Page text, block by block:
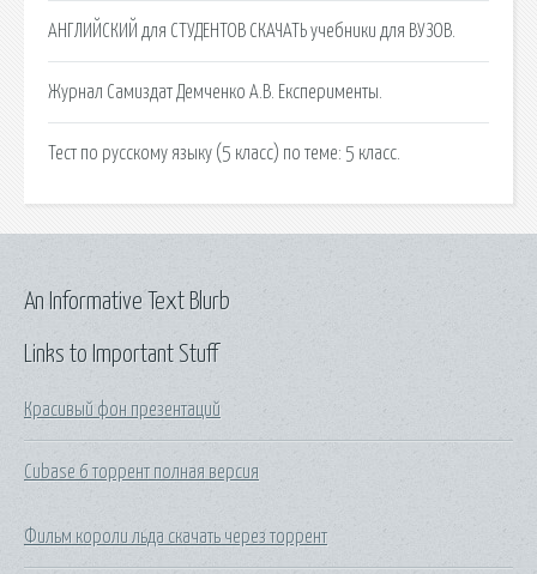
АНГЛИЙСКИЙ для СТУДЕНТОВ СКАЧАТЬ учебники для ВУЗОВ.
Журнал Самиздат Демченко А.В. Експерименты.
Тест по русскому языку (5 класс) по теме: 5 класс.
Links to Important Stuff
Красивый фон презентаций
Cubase 6 торрент полная версия
Фильм короли льда скачать через торрент
An Informative Text Blurb